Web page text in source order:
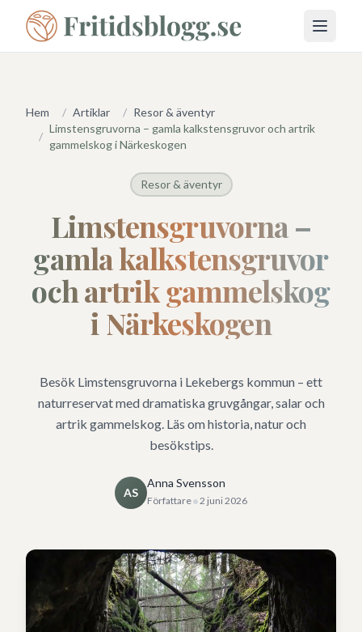
Öppna
Hem / Artiklar / Resor & äventyr
/
Limstensgruvorna – gamla kalkstensgruvor och artrik
gammelskog i Närkeskogen
Resor & äventyr
Limstensgruvorna –
gamla kalkstensgruvor
och artrik gammelskog
i Närkeskogen
Besök Limstensgruvorna i Lekebergs kommun – ett
naturreservat med dramatiska gruvgångar, salar och
artrik gammelskog. Läs om historia, natur och
besökstips.
AS
Anna Svensson
Författare•2 juni 2026